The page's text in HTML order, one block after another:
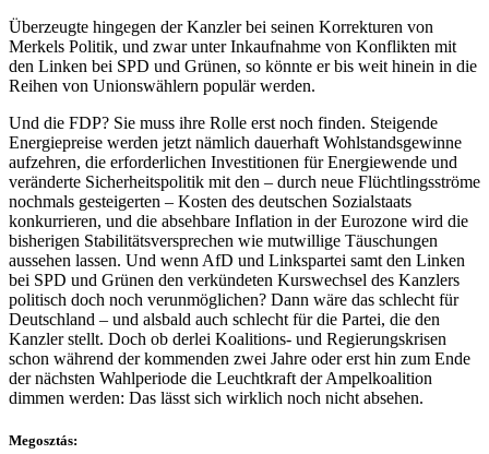
Überzeugte hingegen der Kanzler bei seinen Korrekturen von
Merkels Politik, und zwar unter Inkaufnahme von Konflikten mit
den Linken bei SPD und Grünen, so könnte er bis weit hinein in die
Reihen von Unionswählern populär werden.
Und die FDP? Sie muss ihre Rolle erst noch finden. Steigende
Energiepreise werden jetzt nämlich dauerhaft Wohlstandsgewinne
aufzehren, die erforderlichen Investitionen für Energiewende und
veränderte Sicherheitspolitik mit den – durch neue Flüchtlingsströme
nochmals gesteigerten – Kosten des deutschen Sozialstaats
konkurrieren, und die absehbare Inflation in der Eurozone wird die
bisherigen Stabilitätsversprechen wie mutwillige Täuschungen
aussehen lassen. Und wenn AfD und Linkspartei samt den Linken
bei SPD und Grünen den verkündeten Kurswechsel des Kanzlers
politisch doch noch verunmöglichen? Dann wäre das schlecht für
Deutschland – und alsbald auch schlecht für die Partei, die den
Kanzler stellt. Doch ob derlei Koalitions- und Regierungskrisen
schon während der kommenden zwei Jahre oder erst hin zum Ende
der nächsten Wahlperiode die Leuchtkraft der Ampelkoalition
dimmen werden: Das lässt sich wirklich noch nicht absehen.
Megosztás: